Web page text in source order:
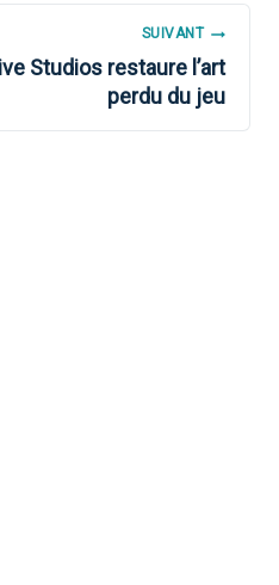
SUIVANT
Studios restaure l’art
perdu du jeu